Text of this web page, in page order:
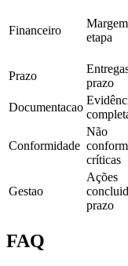
Financeiro
etapa
Prazo
prazo
Documentacao
Conformidade
Não
críticas
Gestao
Ações
prazo
FAQ